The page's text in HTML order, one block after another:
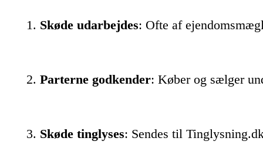
Skøde udarbejdes: Ofte af
Parterne godkender: Køber og sælger
Skøde tinglyses: Sendes til